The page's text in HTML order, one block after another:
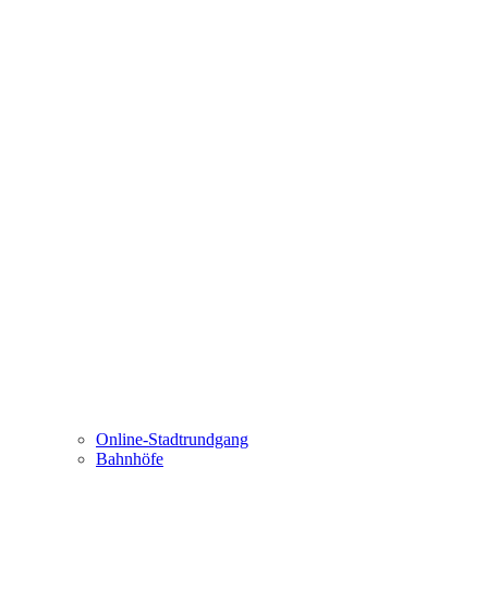
Online-Stadtrundgang
Bahnhöfe